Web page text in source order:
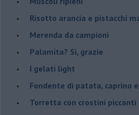
Risotto arancia e pistacchi
Merenda da campioni
Palamita? Sì, grazie
I gelati light
Fondente di patata, caprino
Torretta con crostini piccanti